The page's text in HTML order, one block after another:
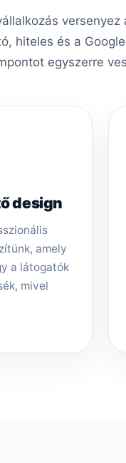
hiteles és a
egyszerre
design
amely
a látogatók
mivel